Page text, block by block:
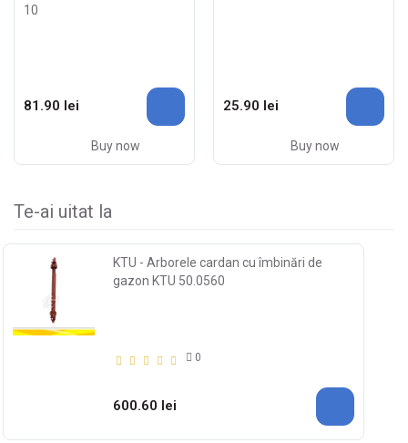
10
81.90 lei
Buy now
25.90 lei
Buy now
Te-ai uitat la
KTU - Arborele cardan cu îmbinări de
gazon KTU 50.0560
0
600.60 lei